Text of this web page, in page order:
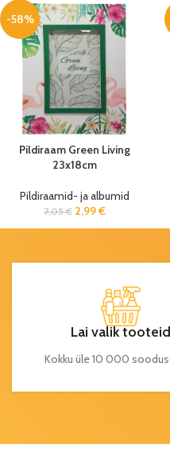
-58%
Pildiraam Green Living
23x18cm
Pildiraamid- ja albumid
7,05€ 2,99€
Lai valik tooteid
Kokku üle 10 000